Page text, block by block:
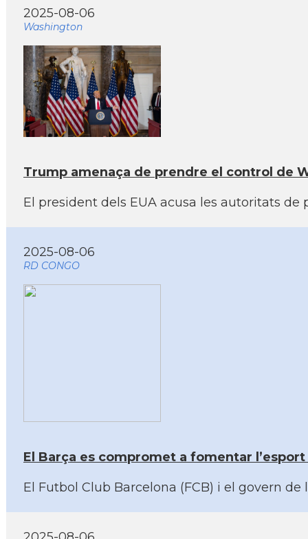
2025-08-06
Washington
Trump amenaça de prendre el control de
El president dels EUA acusa les autoritats
2025-08-06
RD CONGO
El Barça es compromet a fomentar
El Futbol Club Barcelona (FCB) i el govern